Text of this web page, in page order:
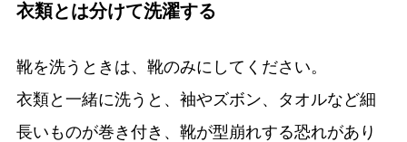
衣類とは分けて洗濯する
靴を洗うときは、靴のみにしてください。
衣類と一緒に洗うと、袖やズボン、タオルなど細
長いものが巻き付き、靴が型崩れする恐れがあり